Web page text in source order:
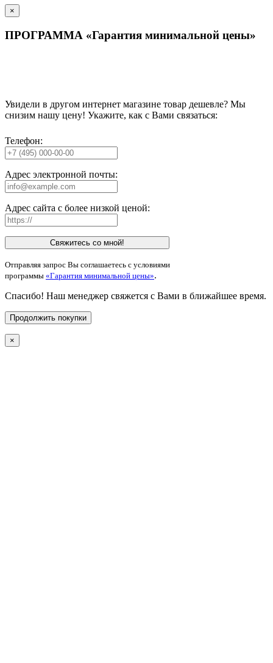
×
ПРОГРАММА «Гарантия минимальной цены»
Увидели в другом интернет магазине товар дешевле? Мы
снизим нашу цену! Укажите, как с Вами связаться:
Телефон:
Адрес электронной почты:
Адрес сайта с более низкой ценой:
Свяжитесь со мной!
Отправляя запрос Вы соглашаетесь с условиями
программы «Гарантия минимальной цены».
Спасибо! Наш менеджер свяжется с Вами в ближайшее время.
Продолжить покупки
×